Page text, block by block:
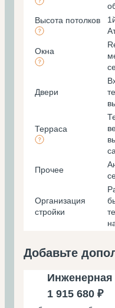
Высота потолков
Окна
Двери
Терраса
Прочее
Организация
стройки
Добавьте
Инженерная
1 915 680 ₽